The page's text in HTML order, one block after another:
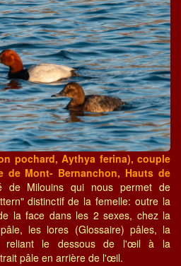
pochard, Aythya ferina), couple
de Mont- Bernanchon, Hauts de
de Milouins qui nous permet de
distinctif de la femelle: outre la
la face dans les 2 sexes, chez la
les lores (Glossaire) pâles, la
reliant le dessous de l'œil à la
pâle en arrière de l'œil.